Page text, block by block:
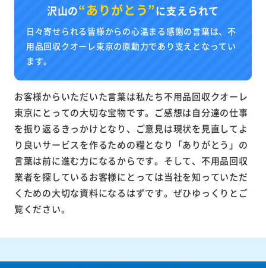
沢山の“ありがとう”に支えられて
日々寄せられる皆様からの心温まる感謝の言葉は、不
用品回収クオーレ東京の原動力であり支えとなってい
ます。
お客様からいただいた言葉は私たち不用品回収クオーレ
東京にとっての大切な宝物です。ご感想は自分達の仕事
を振り返るきっかけとなり、ご意見は現状を見直してよ
り良いサービスを作るための糧となり「ありがとう」の
言葉は前に進む力になるからです。そして、不用品回収
業者を探しているお客様にとっては当社を知っていただ
くための大切な資料になるはずです。ぜひゆっくりとご
覧ください。